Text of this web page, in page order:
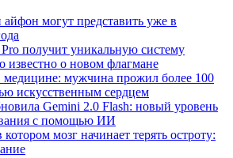
могут представить уже в
получит уникальную систему
известно о новом флагмане
мужчина прожил более 100
искусственным сердцем
Gemini 2.0 Flash: новый уровень
с помощью ИИ
котором мозг начинает терять остроту: